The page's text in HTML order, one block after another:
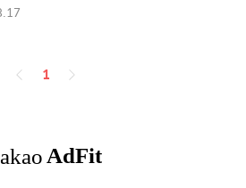
페
1